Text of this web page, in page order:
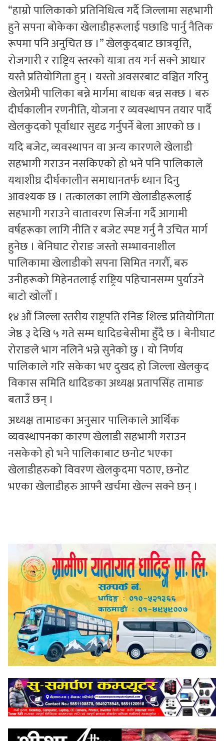
“हाम्रो पालिकाको प्रतिनिधित्व गर्दै जिल्लामा सहभागी
हुने सपना बोकेका खेलाडीहरूलाई पछाडि पार्नु नैतिक
रूपमा पनि अनुचित छ ।” खेलकुदबाट छात्रवृत्ति,
रोजगारी र राष्ट्रिय स्तरको यात्रा तय गर्न सक्ने आधार
यस्तै प्रतियोगिता हुन् । यस्तो अवसरबाट वञ्चित गरिनु
खेलप्रेमी पालिका बन्ने मार्गमा बाधक बन्न सक्छ । बरु
दीर्घकालीन रणनीति, योजना र व्यवस्थापन तयार पार्दै
खेलकुदको पूर्वाधार सुदृढ गर्नुपर्ने बेला आएको छ ।
यदि बजेट, व्यवस्थापन वा अन्य कारणले खेलाडी
सहभागी गराउन नसकिएको हो भने पनि पालिकाले
यथाशीघ्र दीर्घकालीन समाधानतर्फ ध्यान दिनु
आवश्यक छ । तत्कालका लागि खेलाडीहरूलाई
सहभागी गराउने वातावरण सिर्जना गर्दै आगामी
वर्षहरूका लागि नीति र बजेट स्पष्ट गर्नु नै उचित मार्ग
हुनेछ । बेनिघाट रोराङ जस्तो सम्भावनाशील
पालिकामा खेलाडीको सपना सिमित नगरौँ, बरु
उनीहरूको मिहेनतलाई राष्ट्रिय पहिचानसम्म पुर्याउने
बाटो खोलौँ ।
१४ औं जिल्ला स्तरीय राष्ट्रपति रनिङ शिल्ड प्रतियोगिता
जेष्ठ ३ देखि ५ गते सम्म धादिङबेसीमा हुँदै छ । बेनीघाट
रोराङले भाग नलिने भन्ने सुनेको छु । यो निर्णय
पालिकाले गरि सकेका भए दुखद हो जिल्ला खेलकुद
विकास समिति धादिङका अध्यक्ष प्रतापसिंह तामाङ
बताउँ छन् ।
अध्यक्ष तामाङका अनुसार पालिकाले आर्थिक
व्यवस्थापनका कारण खेलाडी सहभागी गराउन
नसकेको हो भने पालिकाबाट छनोट भएका
खेलाडीहरुको विवरण खेलकुदमा पठाए, छनोट
भएका खेलाडीहरु आफ्नै खर्चमा खेल्न सक्ने छन् ।